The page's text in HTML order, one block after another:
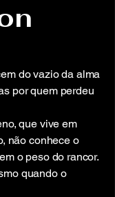
do vazio da alma
por quem perdeu
que vive em
não conhece o
o peso do rancor.
quando o